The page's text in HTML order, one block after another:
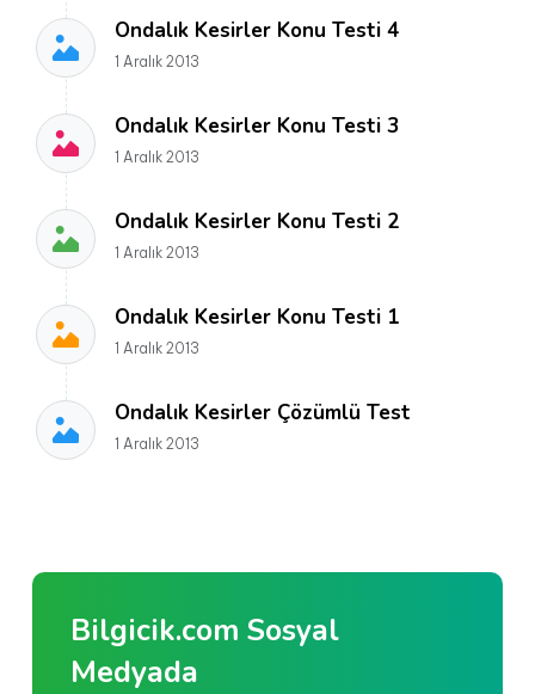
Ondalık Kesirler Konu Testi 4
1 Aralık 2013
Ondalık Kesirler Konu Testi 3
1 Aralık 2013
Ondalık Kesirler Konu Testi 2
1 Aralık 2013
Ondalık Kesirler Konu Testi 1
1 Aralık 2013
Ondalık Kesirler Çözümlü Test
1 Aralık 2013
Bilgicik.com Sosyal
Medyada